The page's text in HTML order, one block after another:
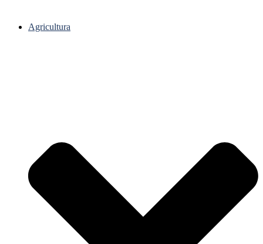
Agricultura